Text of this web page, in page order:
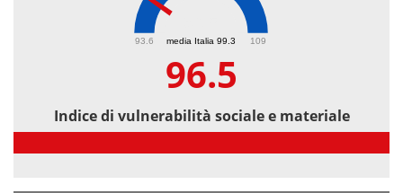
media Italia 99.3
93.6 109
96.5
Indice di vulnerabilità sociale e materiale